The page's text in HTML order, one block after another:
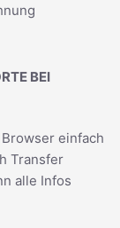
BEI
einfach
Transfer
alle Infos